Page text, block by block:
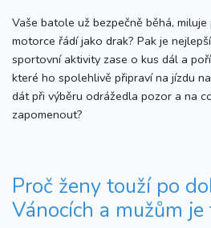
Vaše batole už bezpečně běhá,
motorce řádí jako drak? Pak je
sportovní aktivity zase o kus dál a
které ho spolehlivě připraví na jízdu
dát při výběru odrážedla pozor a na
zapomenout?
Proč ženy touží po
Vánocích a mužům